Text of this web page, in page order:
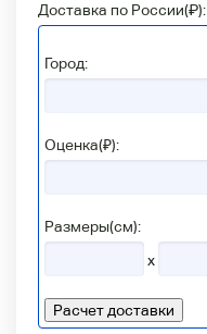
Доставка по России(₽):
Город:
Оценка(₽):
Размеры(см):
x
Расчет доставки